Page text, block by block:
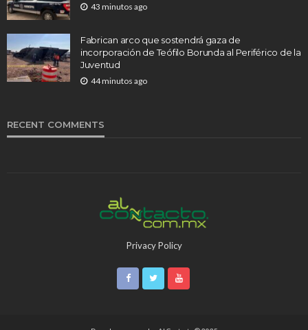
43 minutos ago
Fabrican arco que sostendrá gaza de
incorporación de Teófilo Borunda al Periférico de la
Juventud
44 minutos ago
RECENT COMMENTS
Privacy Policy